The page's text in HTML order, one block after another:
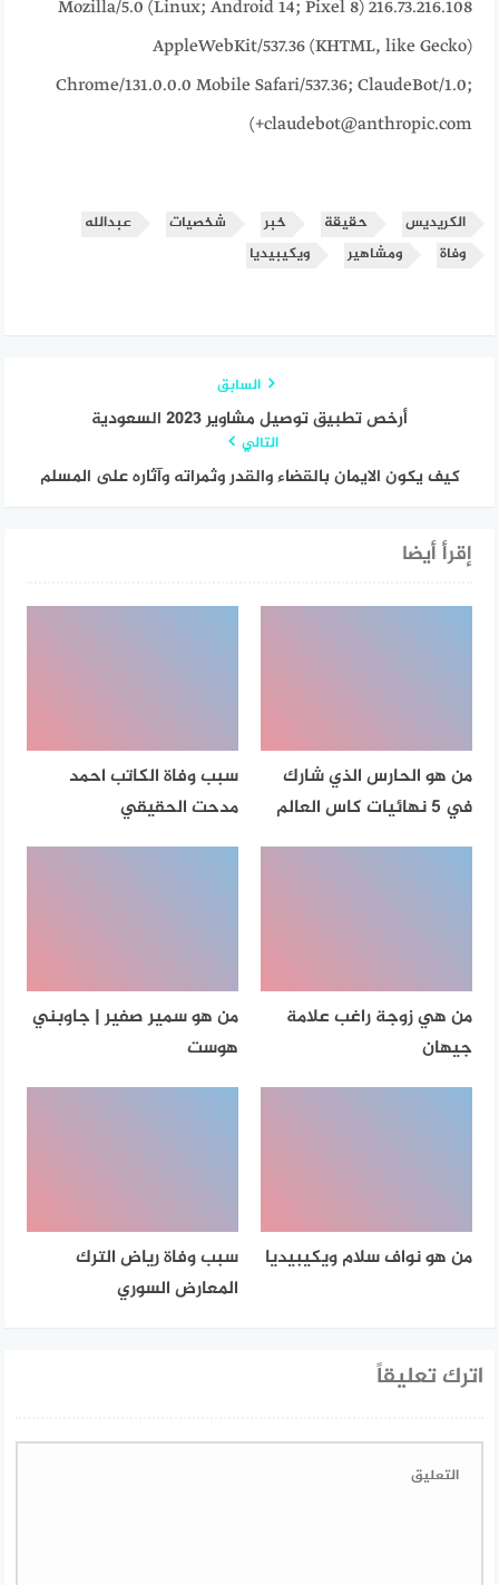
216.73.216.108 Mozilla/5.0 (Linux; Android 14; Pixel 8)
AppleWebKit/537.36 (KHTML, like Gecko)
Chrome/131.0.0.0 Mobile Safari/537.36; ClaudeBot/1.0;
+claudebot@anthropic.com)
الكريديس حقيقة خبر شخصيات
عبدالله
وفاة
ومشاهير ويكيبيديا
السابق
أرخص تطبيق توصيل مشاوير 2023 السعودية
التالي
كيف يكون الايمان بالقضاء والقدر وثمراته وآثاره على المسلم
إقرأ أيضا
من هو الحارس الذي شارك
في 5 نهائيات كاس العالم
سبب وفاة الكاتب احمد
مدحت الحقيقي
من هي زوجة راغب علامة
جيهان
من هو سمير صفير | جاوبني
هوست
من هو نواف سلام ويكيبيديا
سبب وفاة رياض الترك
المعارض السوري
اترك تعليقاً